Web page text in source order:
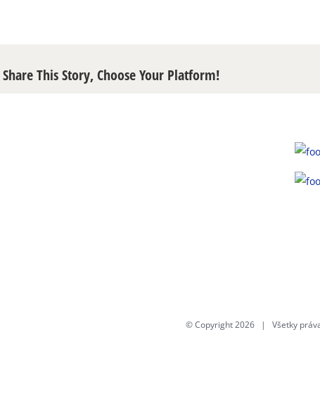
Share This Story, Choose Your Platform!
© Copyright2026 | Všetky